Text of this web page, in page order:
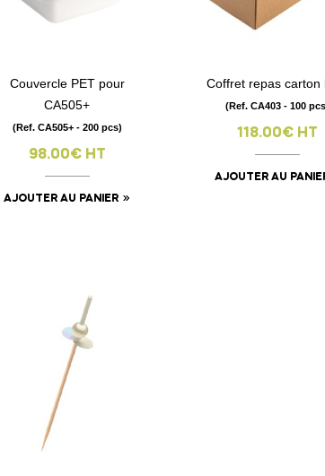
visibility
Couvercle PET pour
CA505+
(Ref. CA505+ - 200 pcs)
98.00€ HT
AJOUTER AU PANIER
visibility
Coffret repas carton
(Ref. CA403 - 100
118.00€ HT
AJOUTER AU